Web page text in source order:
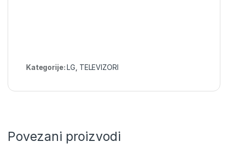
Kategorije:LG TELEVIZORI
Povezani proizvodi